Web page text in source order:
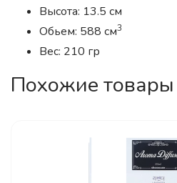
Высота: 13.5 см
Обьем: 588 см3
Вес: 210 гр
Похожие товары